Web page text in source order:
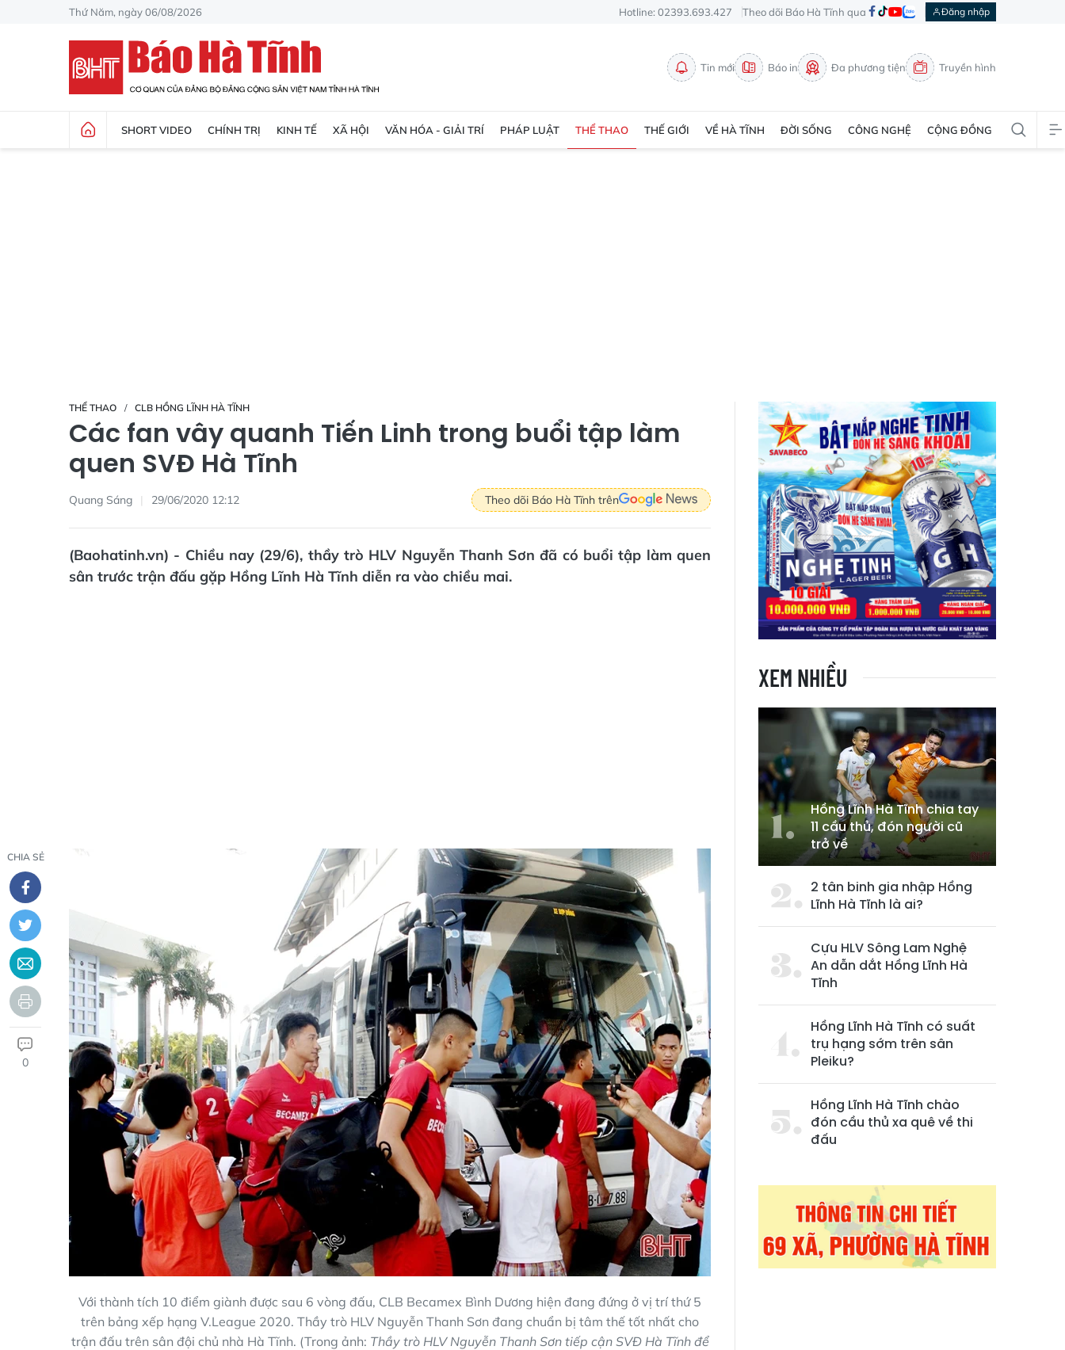
Thứ Năm, ngày 06/08/2026 Hotline: 02393.693.427 Theo dõi Báo Hà Tĩnh qua Đăng nhập
Tin mới Báo in Đa phương tiện Truyền hình
SHORT VIDEO CHÍNH TRỊ KINH TẾ XÃ HỘI VĂN HÓA - GIẢI TRÍ PHÁP LUẬT THỂ THAO THẾ GIỚI VỀ HÀ TĨNH ĐỜI SỐNG CÔNG NGHỆ CỘNG ĐỒNG
THỂ THAO CLB HỒNG LĨNH HÀ TĨNH
Các fan vây quanh Tiến Linh trong buổi tập làm
quen SVĐ Hà Tĩnh
Quang Sáng 29/06/2020 12:12 Theo dõi Báo Hà Tĩnh trên
(Baohatinh.vn) - Chiều nay (29/6), thầy trò HLV Nguyễn Thanh Sơn đã có buổi tập làm quen
sân trước trận đấu gặp Hồng Lĩnh Hà Tĩnh diễn ra vào chiều mai.
CHIA SẺ
0
Với thành tích 10 điểm giành được sau 6 vòng đấu, CLB Becamex Bình Dương hiện đang đứng ở vị trí thứ 5
trên bảng xếp hạng V.League 2020. Thầy trò HLV Nguyễn Thanh Sơn đang chuẩn bị tâm thế tốt nhất cho
trận đấu trên sân đội chủ nhà Hà Tĩnh. (Trong ảnh: Thầy trò HLV Nguyễn Thanh Sơn tiếp cận SVĐ Hà Tĩnh để
XEM NHIỀU
Hồng Lĩnh Hà Tĩnh chia tay
11 cầu thủ, đón người cũ
trở về
2 tân binh gia nhập Hồng
Lĩnh Hà Tĩnh là ai?
Cựu HLV Sông Lam Nghệ
An dẫn dắt Hồng Lĩnh Hà
Tĩnh
Hồng Lĩnh Hà Tĩnh có suất
trụ hạng sớm trên sân
Pleiku?
Hồng Lĩnh Hà Tĩnh chào
đón cầu thủ xa quê về thi
đấu